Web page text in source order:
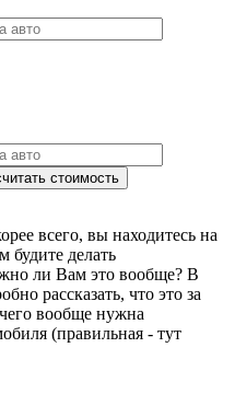
стоимость
всего, вы находитесь на
будите делать
ли Вам это вообще? В
рассказать, что это за
чего вообще нужна
(правильная - тут